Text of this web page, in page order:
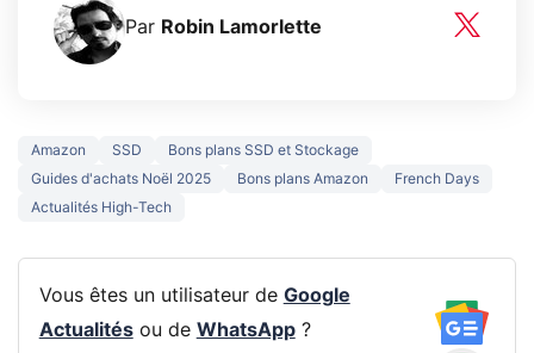
Par Robin Lamorlette
Amazon SSD
Bons plans SSD et Stockage
Guides d'achats Noël 2025
Bons plans Amazon
French Days
Actualités High-Tech
Vous êtes un utilisateur de Google
Actualitésou de WhatsApp?